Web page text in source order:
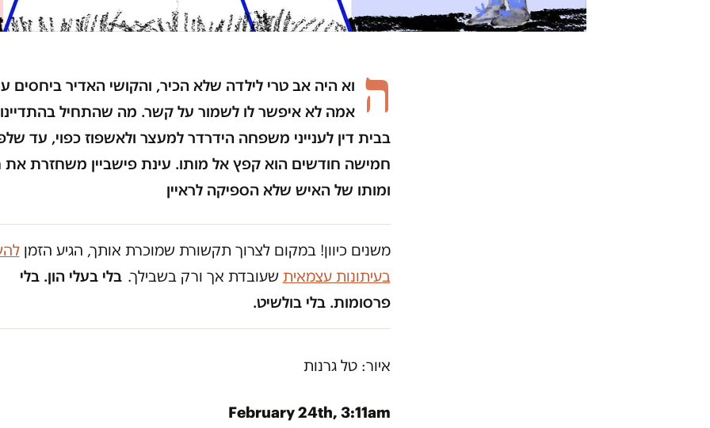
ה וא היה אב טרי לילדה שלא הכיר, והקושי האדיר ביחסים
אמה לא איפשר לו לשמור על קשר. מה שהתחיל
בבית דין לענייני משפחה הידרדר למעצר ולאשפוז כפוי, עד
חמישה חודשים הוא קפץ אל מותו. עינת פישביין משחזרת את
ומותו של האיש שלא הספיקה לראיין
משנים כיוון! במקום לצרוך תקשורת שמוכרת אותך, הגיע הזמן
בעיתונות עצמאית שעובדת אך ורק בשבילך. בלי בעלי הון. בלי
פרסומות. בלי בולשיט.
איור: טל גרנות
February 24th, 3:11am